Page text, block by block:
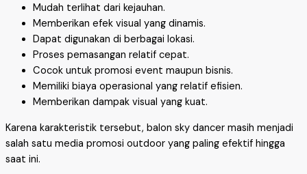
Mudah terlihat dari kejauhan.
Memberikan efek visual yang dinamis.
Dapat digunakan di berbagai lokasi.
Proses pemasangan relatif cepat.
Cocok untuk promosi event maupun bisnis.
Memiliki biaya operasional yang relatif efisien.
Memberikan dampak visual yang kuat.
Karena karakteristik tersebut, balon sky dancer masih menjadi
salah satu media promosi outdoor yang paling efektif hingga
saat ini.